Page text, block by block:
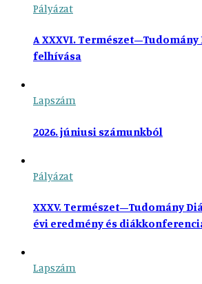
Pályázat
A XXXVI.
felhívása
Lapszám
2026. júniusi számunkból
Pályázat
XXXV. Természet–Tudomány
évi eredmény és
Lapszám